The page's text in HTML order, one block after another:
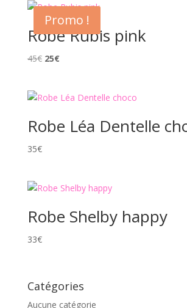
Promo !
Robe Rubis pink
45€ Le
était :
25€Le
est :
Robe Léa Dentelle
35€
Robe Shelby happy
33€
Catégories
Aucune catégorie